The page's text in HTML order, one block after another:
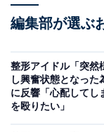
編集部が選ぶ
整形アイドル「突然
し興奮状態となっ
に反響「心配してし
を殴りたい」